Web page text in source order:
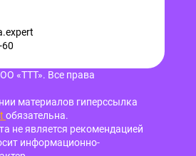
60
«ТТТ». Все права
материалов гиперссылка
обязательна.
не является рекомендацией
информационно-